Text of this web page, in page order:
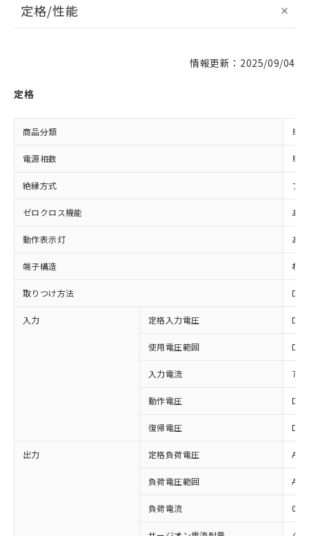
定格/性能
情報更新：2025/09/04
定格
商品分類 単
電源相数 単相
絶縁方式 フ
ゼロクロス機能 あり
動作表示灯 あり
端子構造 ね
取りつけ方法 DIN
入力 定格入力電圧
使用電圧範囲
入力電流
動作電圧
復帰電圧
出力 定格負荷電圧
負荷電圧範囲
負荷電流 0.5
非含有に対応した製品が提供可能な商品で